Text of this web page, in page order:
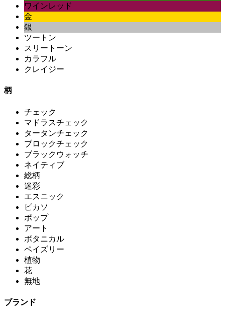
ワインレッド
金
銀
ツートン
スリートーン
カラフル
クレイジー
柄
チェック
マドラスチェック
タータンチェック
ブロックチェック
ブラックウォッチ
ネイティブ
総柄
迷彩
エスニック
ピカソ
ポップ
アート
ボタニカル
ペイズリー
植物
花
無地
ブランド